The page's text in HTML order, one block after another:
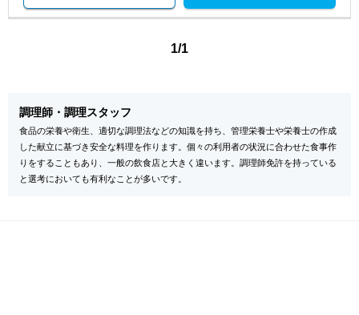
1/1
調理師・調理スタッフ
食品の栄養や衛生、適切な調理法などの知識を持ち、管理栄養士や栄養士の作成
した献立に基づき安全な料理を作ります。個々の利用者の状況に合わせた食事作
りをすることもあり、一般の飲食店と大きく違います。調理師免許を持っている
と選考においても有利なことが多いです。